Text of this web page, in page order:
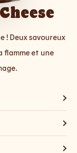
! Deux savoureux
flamme et une